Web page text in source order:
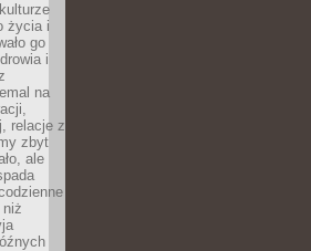
życia i
go
i
na
relacje z
zbyt
ale
niż